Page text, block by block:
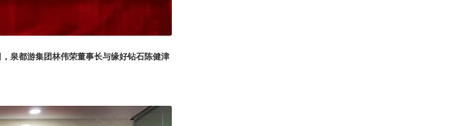
泉都游集团林伟荣董事长与缘好钻石陈健津